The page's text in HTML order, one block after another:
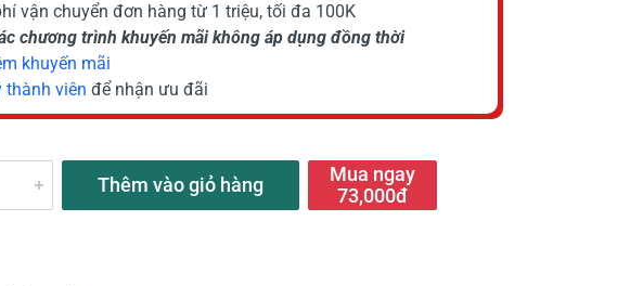
vận chuyển đơn hàng từ 1 triệu, tối đa 100K
chương trình khuyến mãi không áp dụng đồng thời
khuyến mãi
thành viên để nhận ưu đãi
Thêm vào giỏ hàng
Mua ngay
73,000đ